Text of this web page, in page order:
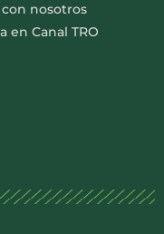
con nosotros
en Canal TRO